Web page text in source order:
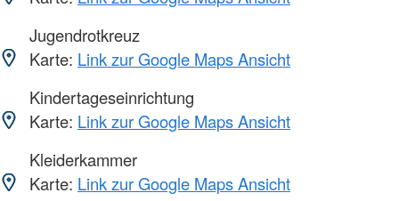
Jugendrotkreuz
Karte: Link zur Google Maps Ansicht
Kindertageseinrichtung
Karte: Link zur Google Maps Ansicht
Kleiderkammer
Karte: Link zur Google Maps Ansicht